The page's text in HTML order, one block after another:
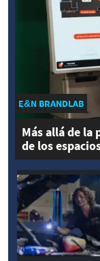
E&N BRANDLAB
Más allá de la
de los